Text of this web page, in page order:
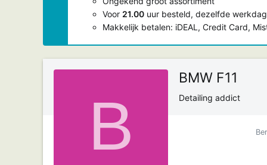
Voor 21.00 uur besteld, dezelfde
Makkelijk betalen: iDEAL, Credit Card,
B
BMW F11
Detailing addict